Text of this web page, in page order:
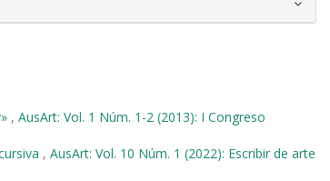
, AusArt: Vol. 1 Núm. 1-2 (2013): I Congreso
, AusArt: Vol. 10 Núm. 1 (2022): Escribir de arte